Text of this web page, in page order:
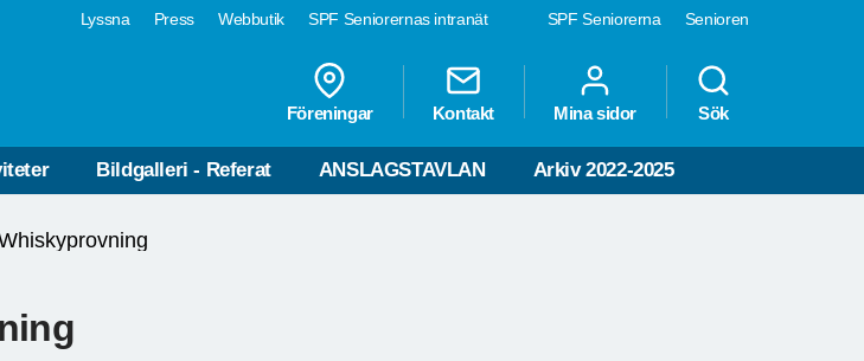
SPF Seniorerna Senioren
Lyssna Press Webbutik SPF Seniorernas intranät
Föreningar Kontakt Mina sidor Sök
Bildgalleri - Referat ANSLAGSTAVLAN Arkiv 2022-2025